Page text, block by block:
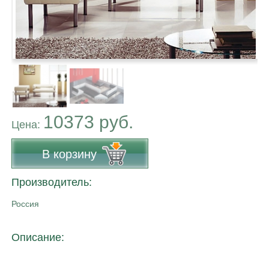
Цена: 10373 руб.
В корзину
Производитель:
Россия
Описание: